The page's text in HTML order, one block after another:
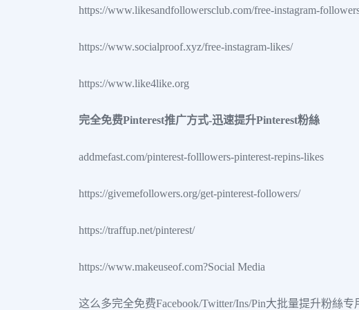
https://www.likesandfollowersclub.com/free-instagram-
https://www.socialproof.xyz/free-instagram-likes/
https://www.like4like.org
完全免费Pinterest推广方式-迅速提升Pinterest粉絲
addmefast.com/pinterest-folllowers-pinterest-repins-likes
https://givemefollowers.org/get-pinterest-followers/
https://traffup.net/pinterest/
https://www.makeuseof.com?Social Media
这么多完全免费Facebook/Twitter/Ins/Pin大批量提升粉絲